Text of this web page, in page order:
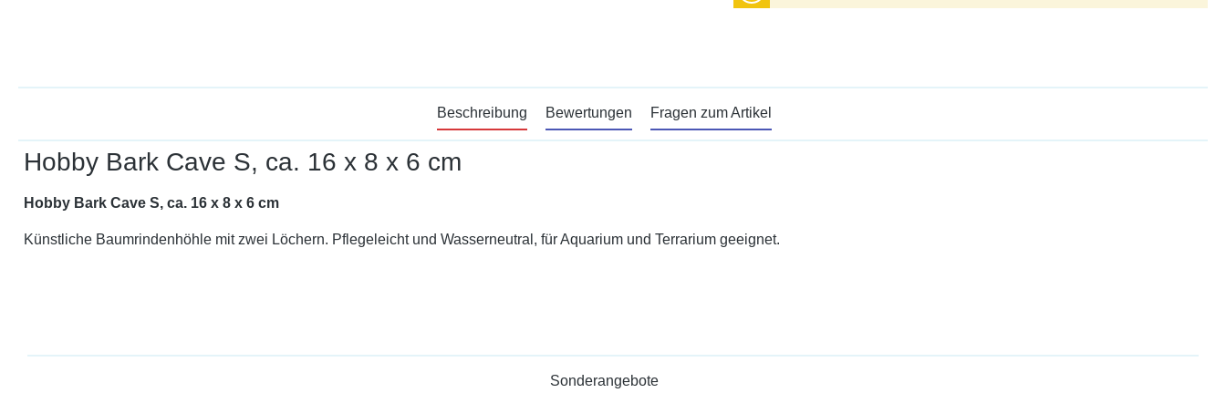
Beschreibung Bewertungen Fragen zum Artikel
Hobby Bark Cave S, ca. 16 x 8 x 6 cm
Hobby Bark Cave S, ca. 16 x 8 x 6 cm
Künstliche Baumrindenhöhle mit zwei Löchern. Pflegeleicht und Wasserneutral, für Aquarium und Terrarium geeignet.
Sonderangebote